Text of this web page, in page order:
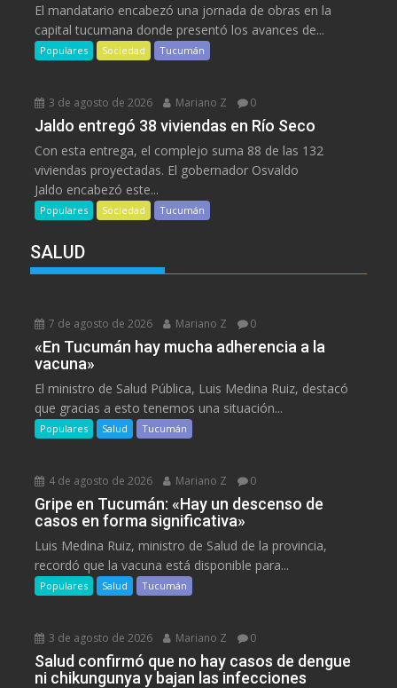
El mandatario encabezó una jornada de obras en la
capital tucumana donde presentó los avances de...
Populares Sociedad Tucumán
3 de agosto de 2026 Mariano Z 0
Jaldo entregó 38 viviendas en Río Seco
Con esta entrega, el complejo suma 88 de las 132
viviendas proyectadas. El gobernador Osvaldo
Jaldo encabezó este...
Populares Sociedad Tucumán
SALUD
7 de agosto de 2026 Mariano Z 0
«En Tucumán hay mucha adherencia a la
vacuna»
El ministro de Salud Pública, Luis Medina Ruiz, destacó
que gracias a esto tenemos una situación...
Populares Salud Tucumán
4 de agosto de 2026 Mariano Z 0
Gripe en Tucumán: «Hay un descenso de
casos en forma significativa»
Luis Medina Ruiz, ministro de Salud de la provincia,
recordó que la vacuna está disponible para...
Populares Salud Tucumán
3 de agosto de 2026 Mariano Z 0
Salud confirmó que no hay casos de dengue
ni chikungunya y bajan las infecciones